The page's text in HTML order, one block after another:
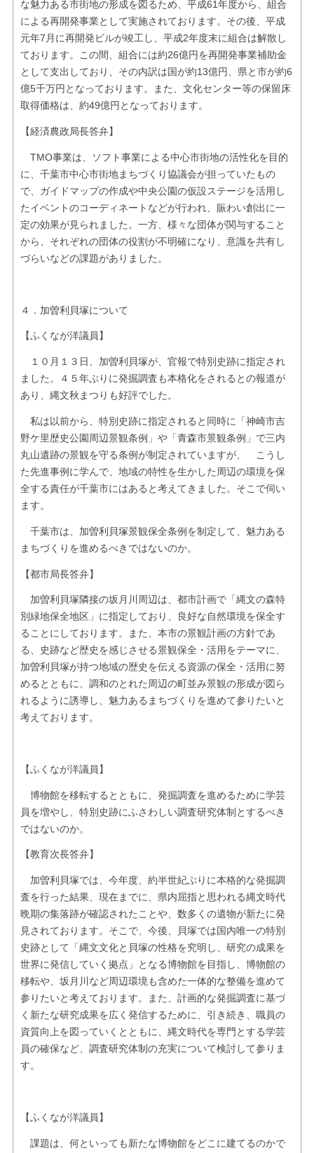
な魅力ある市街地の形成を図るため、平成61年度から、組合
による再開発事業として実施されております。その後、平成
元年7月に再開発ビルが竣工し、平成2年度末に組合は解散し
ております。この間、組合には約26億円を再開発事業補助金
として支出しており、その内訳は国が約13億円、県と市が約6
億5千万円となっております。また、文化センター等の保留床
取得価格は、約49億円となっております。
【経済農政局長答弁】
TMO事業は、ソフト事業による中心市街地の活性化を目的
に、千葉市中心市街地まちづくり協議会が担っていたもの
で、ガイドマップの作成や中央公園の仮設ステージを活用し
たイベントのコーディネートなどが行われ、賑わい創出に一
定の効果が見られました。一方、様々な団体が関与すること
から、それぞれの団体の役割が不明確になり、意識を共有し
づらいなどの課題がありました。
４．加曽利貝塚について
【ふくなが洋議員】
１０月１３日、加曽利貝塚が、官報で特別史跡に指定され
ました。４５年ぶりに発掘調査も本格化をされるとの報道が
あり、縄文秋まつりも好評でした。
私は以前から、特別史跡に指定されると同時に「神崎市吉
野ケ里歴史公園周辺景観条例」や「青森市景観条例」で三内
丸山遺跡の景観を守る条例が制定されていますが、 こうし
た先進事例に学んで、地域の特性を生かした周辺の環境を保
全する責任が千葉市にはあると考えてきました。そこで伺い
ます。
千葉市は、加曽利貝塚景観保全条例を制定して、魅力ある
まちづくりを進めるべきではないのか。
【都市局長答弁】
加曽利貝塚隣接の坂月川周辺は、都市計画で「縄文の森特
別緑地保全地区」に指定しており、良好な自然環境を保全す
ることにしております。また、本市の景観計画の方針であ
る、史跡など歴史を感じさせる景観保全・活用をテーマに、
加曽利貝塚が持つ地域の歴史を伝える資源の保全・活用に努
めるとともに、調和のとれた周辺の町並み景観の形成が図ら
れるように誘導し、魅力あるまちづくりを進めて参りたいと
考えております。
【ふくなが洋議員】
博物館を移転するとともに、発掘調査を進めるために学芸
員を増やし、特別史跡にふさわしい調査研究体制とするべき
ではないのか。
【教育次長答弁】
加曽利貝塚では、今年度、約半世紀ぶりに本格的な発掘調
査を行った結果、現在までに、県内屈指と思われる縄文時代
晩期の集落跡が確認されたことや、数多くの遺物が新たに発
見されております。そこで、今後、貝塚では国内唯一の特別
史跡として「縄文文化と貝塚の性格を究明し、研究の成果を
世界に発信していく拠点」となる博物館を目指し、博物館の
移転や、坂月川など周辺環境も含めた一体的な整備を進めて
参りたいと考えております。また、計画的な発掘調査に基づ
く新たな研究成果を広く発信するために、引き続き、職員の
資質向上を図っていくとともに、縄文時代を専門とする学芸
員の確保など、調査研究体制の充実について検討して参りま
す。
【ふくなが洋議員】
課題は、何といっても新たな博物館をどこに建てるのかで